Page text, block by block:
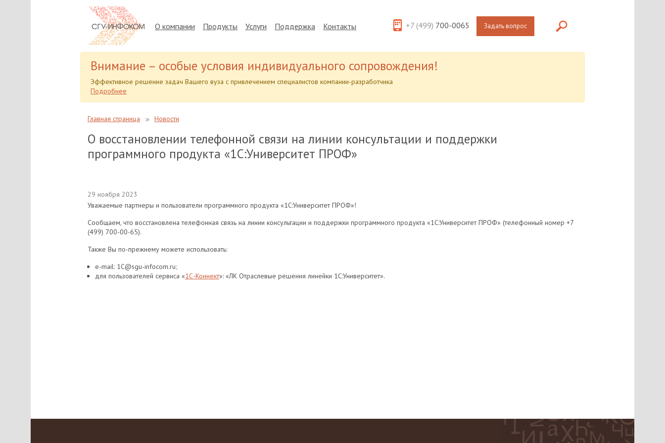
О компании Продукты Услуги Поддержка Контакты +7 (499) 700-0065 Задать вопрос
Внимание – особые условия индивидуального сопровождения!
Эффективное решение задач Вашего вуза с привлечением специалистов компании-разработчика
Подробнее
Главная страница Новости
О восстановлении телефонной связи на линии консультации и поддержки
программного продукта «1С:Университет ПРОФ»
29 ноября 2023
Уважаемые партнеры и пользователи программного продукта «1С:Университет ПРОФ»!
Сообщаем, что восстановлена телефонная связь на линии консультации и поддержки программного продукта «1С:Университет ПРОФ» (телефонный номер +7
(499) 700-00-65).
Также Вы по-прежнему можете использовать:
e-mail: 1C@sgu-infocom.ru;
для пользователей сервиса «1С-Коннект»: «ЛК Отраслевые решения линейки 1С:Университет».